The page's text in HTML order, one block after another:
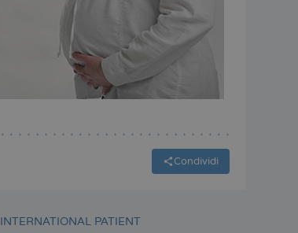
Condividi
INTERNATIONAL PATIENT